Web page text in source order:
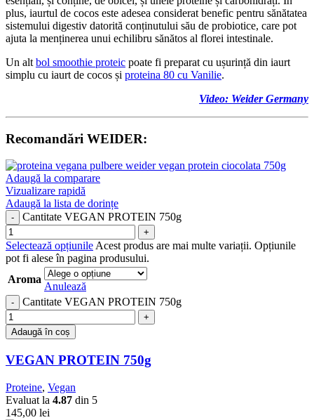
plus, iaurtul de cocos este adesea considerat benefic pentru sănătatea
sistemului digestiv datorită conținutului său de probiotice, care pot
ajuta la menținerea unui echilibru sănătos al florei intestinale.
Un alt bol smoothie proteic poate fi preparat cu ușurință din iaurt
simplu cu iaurt de cocos și proteina 80 cu Vanilie.
Video: Weider Germany
Recomandări WEIDER:
Adaugă la comparare
Vizualizare rapidă
Adaugă la lista de dorințe
Cantitate VEGAN PROTEIN 750g
Selectează opțiunileAcest produs are mai multe variații. Opțiunile
pot fi alese în pagina produsului.
Aroma
Anulează
Cantitate VEGAN PROTEIN 750g
Adaugă în coș
VEGAN PROTEIN 750g
Proteine, Vegan
Evaluat la 4.87 din 5
145,00 lei